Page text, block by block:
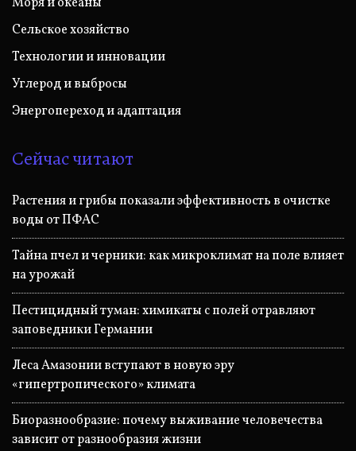
Сельское хозяйство
Технологии и инновации
Углерод и выбросы
Энергопереход и адаптация
Сейчас читают
Растения и грибы показали эффективность в очистке
воды от ПФАС
Тайна пчел и черники: как микроклимат на поле влияет
на урожай
Пестицидный туман: химикаты с полей отравляют
заповедники Германии
Леса Амазонии вступают в новую эру
«гипертропического» климата
Биоразнообразие: почему выживание человечества
зависит от разнообразия жизни